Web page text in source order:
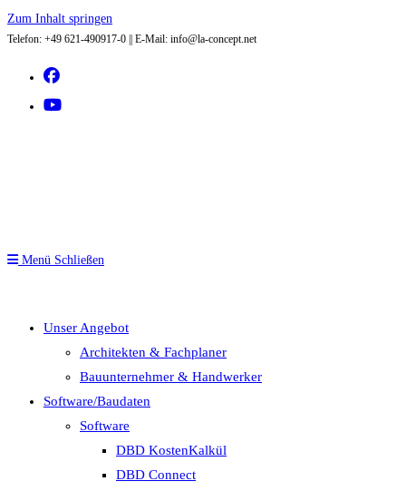
Zum Inhalt springen
Telefon: +49 621-490917-0 || E-Mail: info@la-concept.net
Menü Schließen
Unser Angebot
Architekten & Fachplaner
Bauunternehmer & Handwerker
Software/Baudaten
Software
DBD KostenKalkül
DBD Connect